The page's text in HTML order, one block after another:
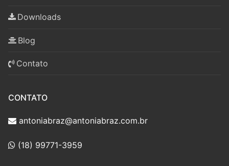
Downloads
Blog
Contato
CONTATO
antoniabraz@antoniabraz.com.br
(18) 99771-3959